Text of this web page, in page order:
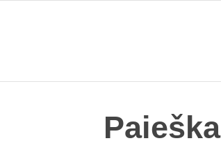
Paieška